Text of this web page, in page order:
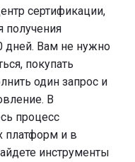
сертификации,
получения
дней. Вам не нужно
покупать
один запрос и
В
процесс
платформ и в
инструменты